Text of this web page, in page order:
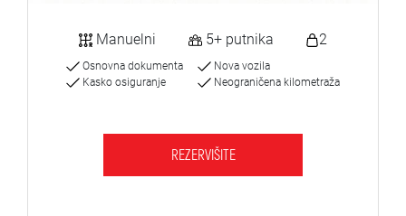
Manuelni 5+ putnika 2
Osnovna dokumenta
Kasko osiguranje
Nova vozila
Neograničena kilometraža
REZERVIŠITE